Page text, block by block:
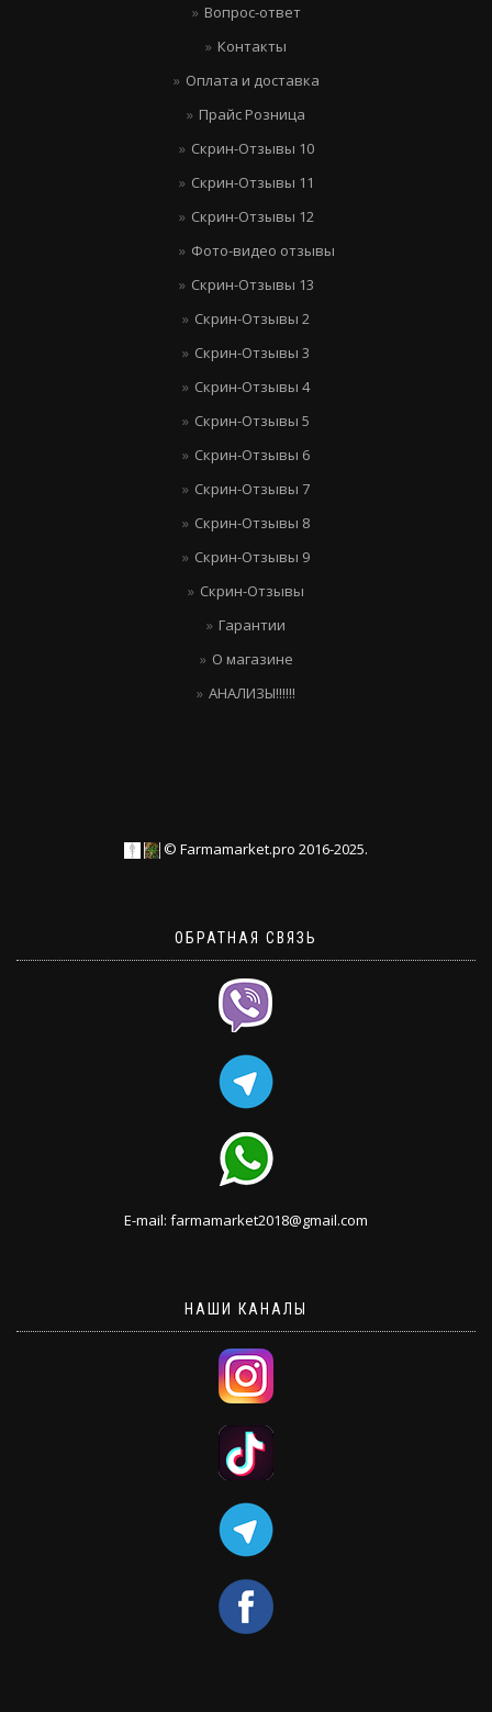
Вопрос-ответ
Контакты
Оплата и доставка
Прайс Розница
Скрин-Отзывы 10
Скрин-Отзывы 11
Скрин-Отзывы 12
Фото-видео отзывы
Скрин-Отзывы 13
Скрин-Отзывы 2
Скрин-Отзывы 3
Скрин-Отзывы 4
Скрин-Отзывы 5
Скрин-Отзывы 6
Скрин-Отзывы 7
Скрин-Отзывы 8
Скрин-Отзывы 9
Скрин-Отзывы
Гарантии
О магазине
АНАЛИЗЫ!!!!!!
© Farmamarket.pro 2016-2025.
ОБРАТНАЯ СВЯЗЬ
E-mail: farmamarket2018@gmail.com
НАШИ КАНАЛЫ